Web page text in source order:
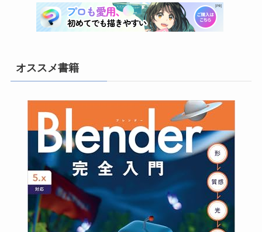
(21)
(3)
(22)
(4)
オススメ書籍